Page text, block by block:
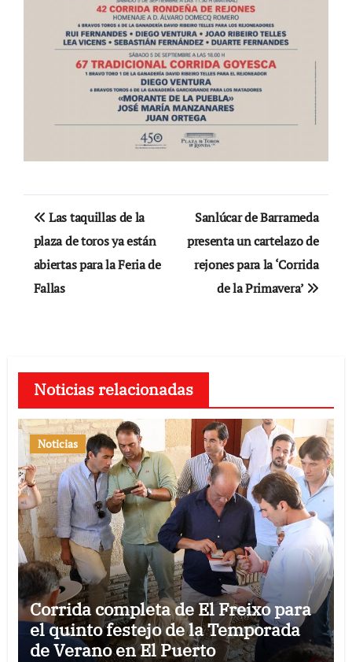
Navegación
de
entradas
Las taquillas de la
plaza de toros ya están
abiertas para la Feria de
Fallas
Sanlúcar de Barrameda
presenta un cartelazo de
rejones para la ‘Corrida
de la Primavera’
Noticias relacionadas
Noticias
Corrida completa de El Freixo para
el quinto festejo de la Temporada
de Verano en El Puerto